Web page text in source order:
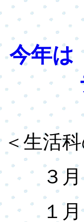
今年は
＜生活
３
１月